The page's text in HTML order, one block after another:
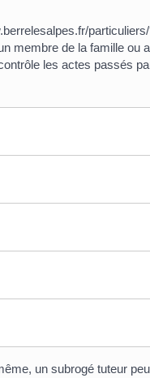
membre de la famille ou
les actes passés
un subrogé tuteur